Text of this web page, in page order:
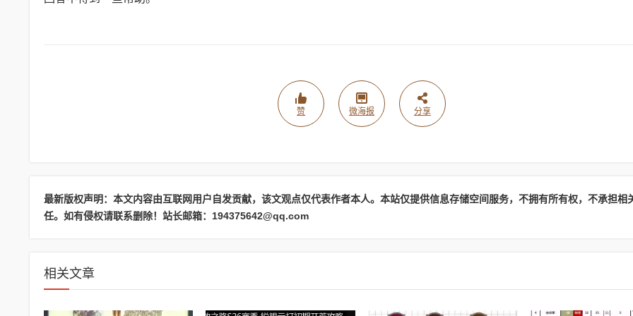
赞 微海报 分享
最新版权声明：本文内容由互联网用户自发贡献，该文观点仅代表作者本人。本站仅提供信息存储空间服务，不拥有所有权，不承担相
任。如有侵权请联系删除！站长邮箱：194375642@qq.com
相关文章